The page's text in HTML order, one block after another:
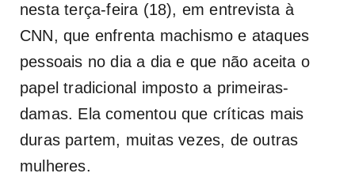
nesta terça-feira (18), em entrevista à
CNN, que enfrenta machismo e ataques
pessoais no dia a dia e que não aceita o
papel tradicional imposto a primeiras-
damas. Ela comentou que críticas mais
duras partem, muitas vezes, de outras
mulheres.